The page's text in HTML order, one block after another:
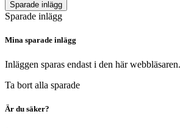
Sparade inlägg
Sparade inlägg
Mina sparade inlägg
Inläggen sparas endast i den här webbläsaren.
Ta bort alla sparade
Är du säker?